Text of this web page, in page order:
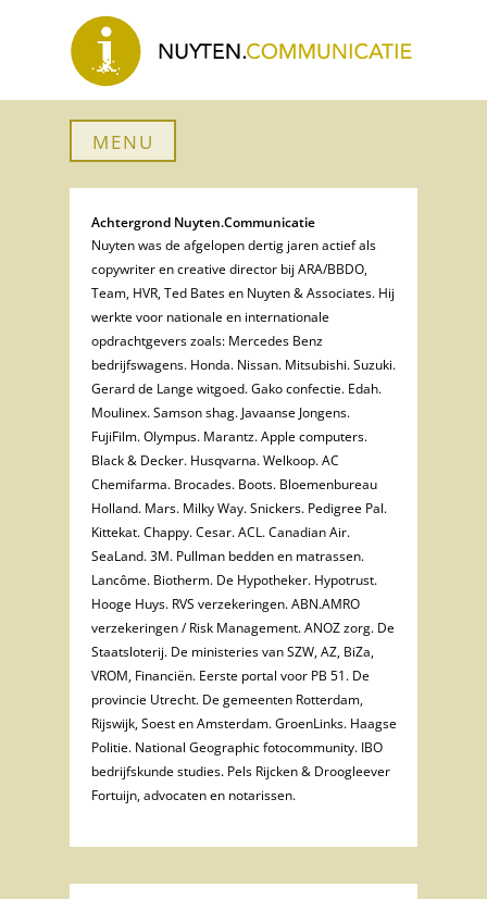
MENU
Achtergrond Nuyten.Communicatie
Nuyten was de afgelopen dertig jaren actief als
copywriter en creative director bij ARA/BBDO,
Team, HVR, Ted Bates en Nuyten & Associates. Hij
werkte voor nationale en internationale
opdrachtgevers zoals: Mercedes Benz
bedrijfswagens. Honda. Nissan. Mitsubishi. Suzuki.
Gerard de Lange witgoed. Gako confectie. Edah.
Moulinex. Samson shag. Javaanse Jongens.
FujiFilm. Olympus. Marantz. Apple computers.
Black & Decker. Husqvarna. Welkoop. AC
Chemifarma. Brocades. Boots. Bloemenbureau
Holland. Mars. Milky Way. Snickers. Pedigree Pal.
Kittekat. Chappy. Cesar. ACL. Canadian Air.
SeaLand. 3M. Pullman bedden en matrassen.
Lancôme. Biotherm. De Hypotheker. Hypotrust.
Hooge Huys. RVS verzekeringen. ABN.AMRO
verzekeringen / Risk Management. ANOZ zorg. De
Staatsloterij. De ministeries van SZW, AZ, BiZa,
VROM, Financiën. Eerste portal voor PB 51. De
provincie Utrecht. De gemeenten Rotterdam,
Rijswijk, Soest en Amsterdam. GroenLinks. Haagse
Politie. National Geographic fotocommunity. IBO
bedrijfskunde studies. Pels Rijcken & Droogleever
Fortuijn, advocaten en notarissen.